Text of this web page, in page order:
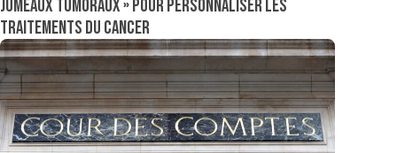
jumeaux tumoraux » pour personnaliser les
traitements du cancer